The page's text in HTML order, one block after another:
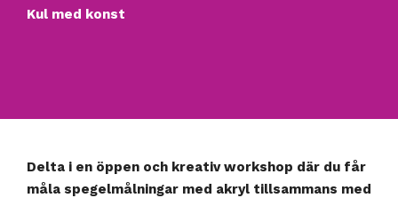
Kul med konst
Delta i en öppen och kreativ workshop där du får
måla spegelmålningar med akryl tillsammans med